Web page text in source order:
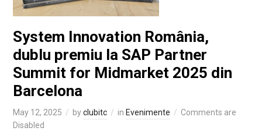
System Innovation România,
dublu premiu la SAP Partner
Summit for Midmarket 2025 din
Barcelona
May 12, 2025 byclubitc in Evenimente
Comments are
Disabled